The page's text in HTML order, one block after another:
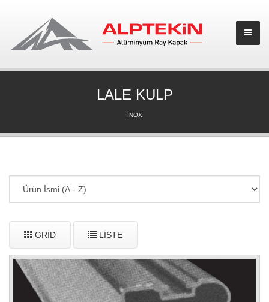
LALE KULP
İNOX
GRID LISTE